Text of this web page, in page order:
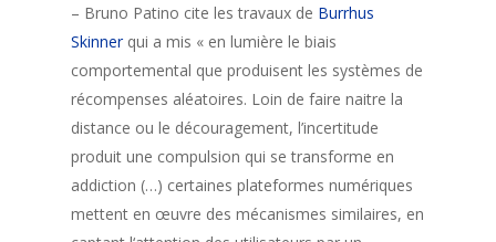
– Bruno Patino cite les travaux de Burrhus
Skinnerqui a mis « en lumière le biais
comportemental que produisent les systèmes de
récompenses aléatoires. Loin de faire naitre la
distance ou le découragement, l’incertitude
produit une compulsion qui se transforme en
addiction (…) certaines plateformes numériques
mettent en œuvre des mécanismes similaires, en